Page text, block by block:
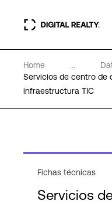
Centros de Datos
PlatformDIGITAL®
Home ...
Servicios de centro de
infraestructura TIC
Fichas técnicas
Servicios